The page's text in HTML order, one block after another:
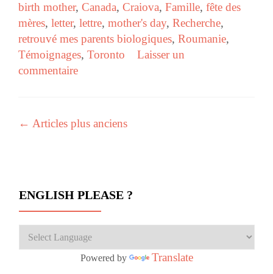
birth mother, Canada, Craiova, Famille, fête des
mères, letter, lettre, mother's day, Recherche,
retrouvé mes parents biologiques, Roumanie,
Témoignages, Toronto
Laisser un
commentaire
Navigation des articles
← Articles plus anciens
ENGLISH PLEASE ?
Powered by Translate